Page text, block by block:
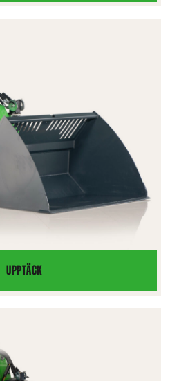
HD
UPPTÄCK
LÄTTMATERIALSKOPA